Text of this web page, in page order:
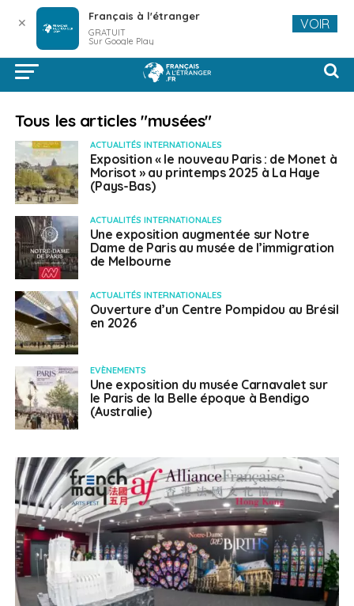
Tous les articles "musées"
ACTUALITÉS INTERNATIONALES
Exposition « le nouveau Paris : de Monet à
Morisot » au printemps 2025 à La Haye
(Pays-Bas)
ACTUALITÉS INTERNATIONALES
Une exposition augmentée sur Notre
Dame de Paris au musée de l’immigration
de Melbourne
ACTUALITÉS INTERNATIONALES
Ouverture d’un Centre Pompidou au Brésil
en 2026
EVÈNEMENTS
Une exposition du musée Carnavalet sur
le Paris de la Belle époque à Bendigo
(Australie)
✕ Français à l'étranger
GRATUIT
Sur Google Play
VOIR